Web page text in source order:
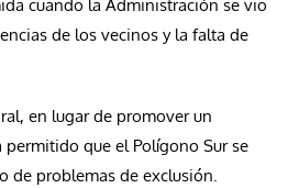
cuando la Administración se vio
de los vecinos y la falta de
en lugar de promover un
que el Polígono Sur se
de problemas de exclusión.